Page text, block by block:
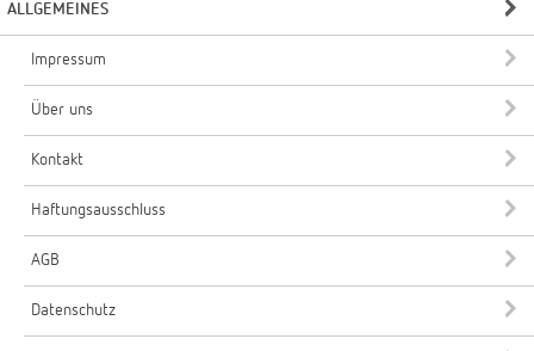
ALLGEMEINES
Impressum
Über uns
Kontakt
Haftungsausschluss
AGB
Datenschutz